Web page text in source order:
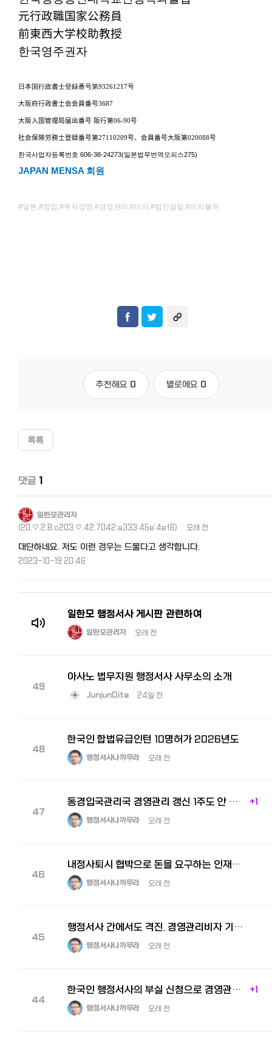
元行政職国家公務員
前東西大学校助教授
한국영주권자
日本国行政書士登録番号第93261217号
大阪府行政書士会会員番号3687
大阪入国管理局届出番号 阪行第06-90号
社会保険労務士登録番号第27110209号、会員番号大阪第020088号
한국사업자등록번호 606-38-24273(일본법무번역오피스275)
JAPAN MENSA 회원
#일본,#창업 ,#투자경영 ,#경영관리 ,#비자,#법인설립 ,#비자불허
추천해요 0 별로에요 0
목록
댓글 1
일한모관리자
(20.♡.2.8:c203.♡.42.7042:a333:45e:4ef6)
오래 전
대단하네요. 저도 이런 경우는 드물다고 생각합니다.
2023-10-19 20:46
일한모 행정서사 게시판 관련하여
일한모관리자 오래 전
49
아사노 법무지원 행정서사 사무소의 소개
JunjunOita 24일 전
48
한국인 합법유급인턴 10명허가 2026년도
행정서사나까무라 오래 전
47
동경입국관리국 경영관리 갱신 1주도 안 걸리고 허가 +1
행정서사나까무라 오래 전
46
내정사퇴시 협박으로 돈을 요구하는 인재업자로부터 협박을 받았어요!
행정서사나까무라 오래 전
45
행정서사 간에서도 격진. 경영관리비자 기준 강화가 올해 10월부터 시행예정.
행정서사나까무라 오래 전
44
한국인 행정서사의 부실 신청으로 경영관리비자 불허를 받은 피해자, 저희 사무소에서 2달반만에 회복 성공. +1
행정서사나까무라 오래 전